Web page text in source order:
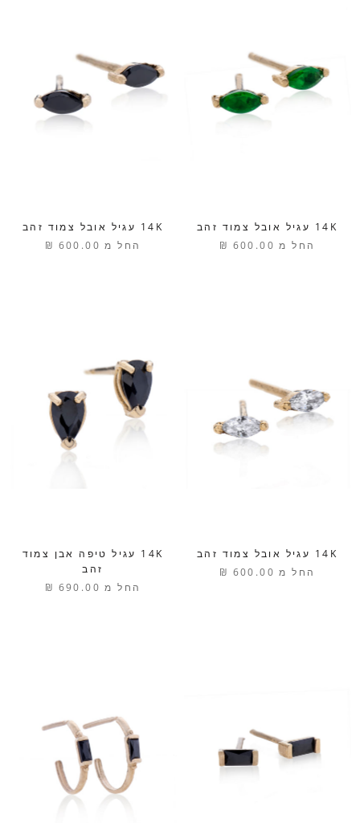
14K עגיל אובל צמוד זהב
החל מ 600.00 ₪
14K עגיל אובל צמוד זהב
החל מ 600.00 ₪
14K עגיל אובל צמוד זהב
החל מ 600.00 ₪
14K עגיל טיפה אבן צמוד
זהב
החל מ 690.00 ₪